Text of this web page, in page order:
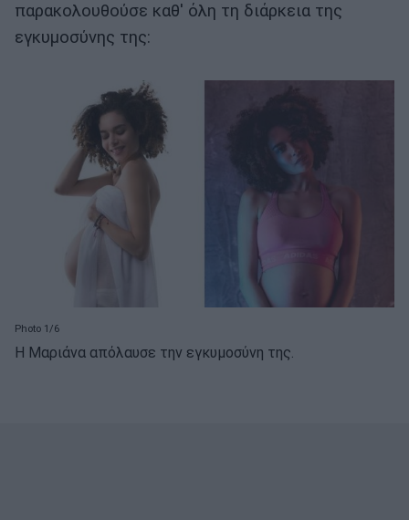
παρακολουθούσε καθ' όλη τη διάρκεια της
εγκυμοσύνης της:
Photo 1/6
H Μαριάνα απόλαυσε την εγκυμοσύνη της.